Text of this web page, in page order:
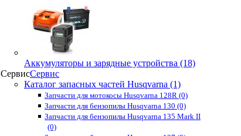
Аккумуляторы и зарядные устройства (18)
СервисСервис
Каталог запасных частей Husqvarna (1)
Запчасти для мотокосы Husqvarna 128R (0)
Запчасти для бензопилы Husqvarna 130 (0)
Запчасти для бензопилы Husqvarna 135 Mark II
(0)